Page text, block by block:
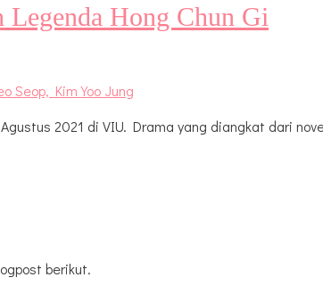
Hong Chun Gi
2021 di VIU. Drama yang diangkat dari
berikut.